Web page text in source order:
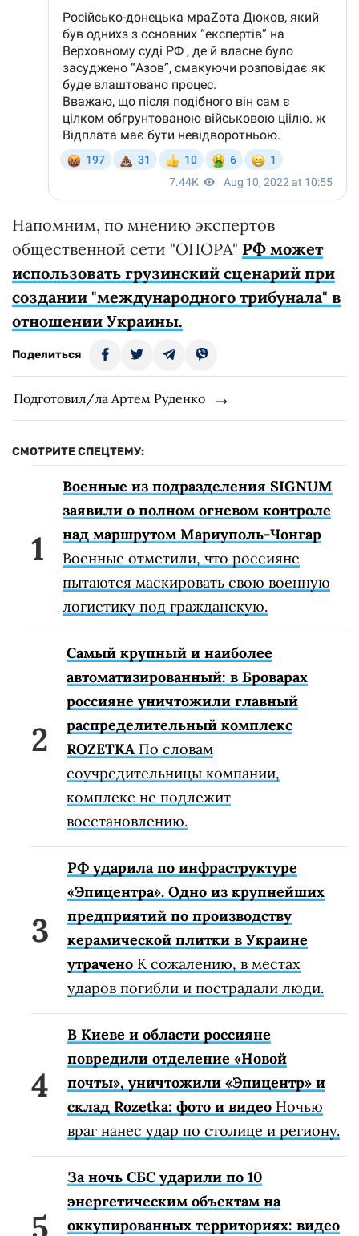
Напомним, по мнению экспертов
общественной сети "ОПОРА" РФ может
использовать грузинский сценарий при
создании "международного трибунала" в
отношении Украины.
Поделиться
Подготовил/ла Артем Руденко
СМОТРИТЕ СПЕЦТЕМУ:
Военные из подразделения SIGNUM
заявили о полном огневом контроле
над маршрутом Мариуполь-Чонгар
Военные отметили, что россияне
пытаются маскировать свою военную
логистику под гражданскую.
Самый крупный и наиболее
автоматизированный: в Броварах
россияне уничтожили главный
распределительный комплекс
ROZETKA По словам
соучредительницы компании,
комплекс не подлежит
восстановлению.
РФ ударила по инфраструктуре
«Эпицентра». Одно из крупнейших
предприятий по производству
керамической плитки в Украине
утрачено К сожалению, в местах
ударов погибли и пострадали люди.
В Киеве и области россияне
повредили отделение «Новой
почты», уничтожили «Эпицентр» и
склад Rozetka: фото и видео Ночью
враг нанес удар по столице и региону.
За ночь СБС ударили по 10
энергетическим объектам на
оккупированных территориях: видео